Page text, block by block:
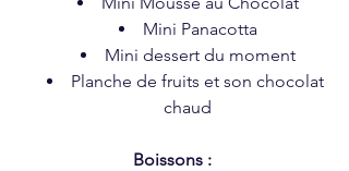
Mini Panacotta
Mini dessert du moment
Planche de fruits et son chocolat
chaud
Boissons :